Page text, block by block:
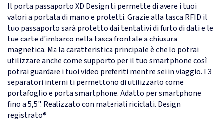
Il porta passaporto XD Design ti permette di avere i tuoi
valori a portata di mano e protetti. Grazie alla tasca RFID il
tuo passaporto sarà protetto dai tentativi di furto di dati e le
tue carte d'imbarco nella tasca frontale a chiusura
magnetica. Ma la caratteristica principale è che lo potrai
utilizzare anche come supporto per il tuo smartphone così
potrai guardare i tuoi video preferiti mentre sei in viaggio. I 3
separatori interni ti permettono di utilizzarlo come
portafoglio e porta smartphone. Adatto per smartphone
fino a 5,5". Realizzato con materiali riciclati. Design
registrato®